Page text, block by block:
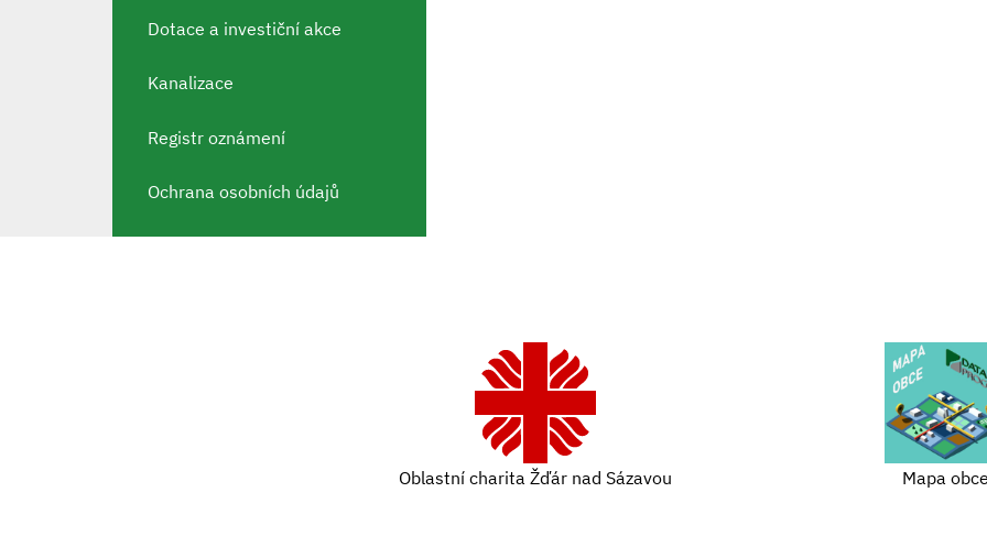
Dotace a investiční akce
Kanalizace
Registr oznámení
Ochrana osobních údajů
Oblastní charita Žďár nad Sázavou Mapa